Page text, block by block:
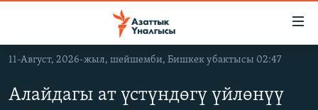
Навигацияга
өтүңүз
Издөөгө
КЫРГЫЗСТАН
11-Август, 2026-жыл, шейшемби, Бишкек убактысы 02:47
Алайдагы ат үстүндөгү үйлөнүү